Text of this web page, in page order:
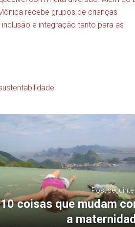
recebe grupos de crianças
e integração tanto para as
Post seguinte
10 coisas que mudam
a